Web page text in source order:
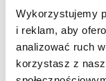
Wykorzystujemy
i reklam, aby
analizować ruch
korzystasz z